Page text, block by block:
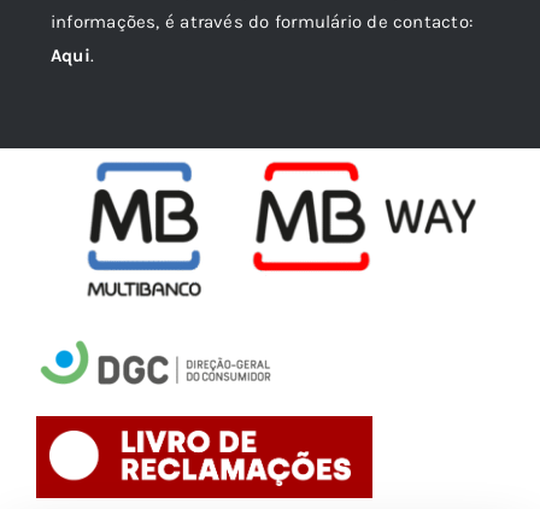
informações, é através do formulário de contacto:
Aqui.